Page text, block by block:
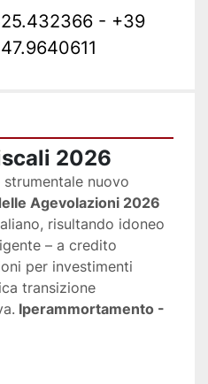
- +39
2026
Agevolazioni 2026
risultando idoneo
– a credito
per investimenti
transizione
Iperammortamento -